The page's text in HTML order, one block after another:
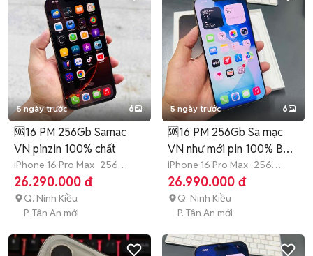
5 ngày trước 6
🆘16 PM 256Gb Samac
VN pinzin 100% chất
iPhone 16 Pro Max 256
GB 3 tháng
26.290.000 đ
Q. Ninh Kiều
P. Tân An mới
5 ngày trước 6
🆘16 PM 256Gb Sa mạc
VN như mới pin 100% BH
3/27
iPhone 16 Pro Max 256
GB 7-12 tháng
26.990.000 đ
Q. Ninh Kiều
P. Tân An mới